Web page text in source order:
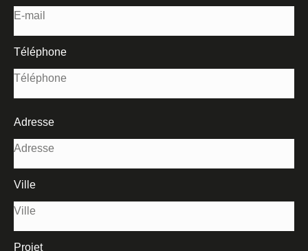
Téléphone
Adresse
Ville
Projet